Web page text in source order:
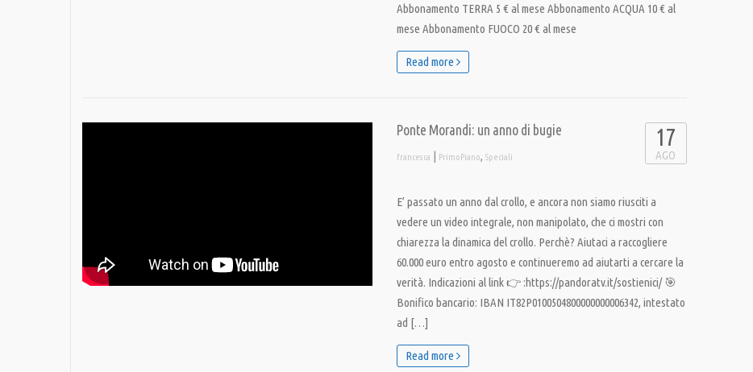
Abbonamento TERRA 5 € al mese Abbonamento ACQUA 10 € al
mese Abbonamento FUOCO 20 € al mese
Read more
Ponte Morandi: un anno di bugie
francesca | PrimoPiano, Speciali
17
AGO
E’ passato un anno dal crollo, e ancora non siamo riusciti a
vedere un video integrale, non manipolato, che ci mostri con
chiarezza la dinamica del crollo. Perchè? Aiutaci a raccogliere
60.000 euro entro agosto e continueremo ad aiutarti a cercare la
verità. Indicazioni al link 👉 :https://pandoratv.it/sostienici/ 🎯
Bonifico bancario: IBAN IT82P0100504800000000006342, intestato
ad […]
Read more